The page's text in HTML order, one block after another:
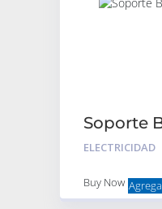
Soporte
I M/V
ELECTRICIDAD
Buy Now